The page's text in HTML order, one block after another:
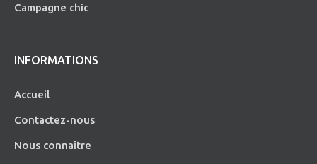
Campagne chic
INFORMATIONS
Accueil
Contactez-nous
Nous connaître